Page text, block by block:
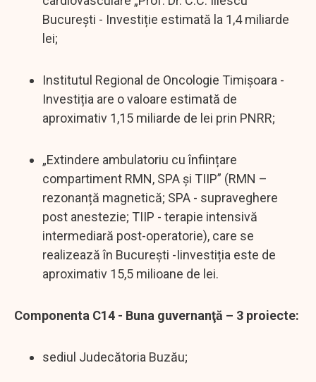
București - Investiție estimată la 1,4 miliarde
lei;
Institutul Regional de Oncologie Timișoara -
Investiția are o valoare estimată de
aproximativ 1,15 miliarde de lei prin PNRR;
„Extindere ambulatoriu cu înființare
compartiment RMN, SPA și TIIP” (RMN –
rezonanță magnetică; SPA - supraveghere
post anestezie; TIIP - terapie intensivă
intermediară post-operatorie), care se
realizează în București -Iinvestiția este de
aproximativ 15,5 milioane de lei.
Componenta C14 - Buna guvernanţă – 3 proiecte:
sediul Judecătoria Buzău;